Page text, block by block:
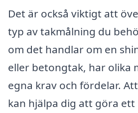
Det är också viktigt att
typ av takmålning du
om det handlar om en
eller betongtak, har olika
egna krav och fördelar.
kan hjälpa dig att göra